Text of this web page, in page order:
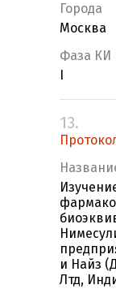
Города
Москва
Фаза КИ
13.
и Найз
Лтд,